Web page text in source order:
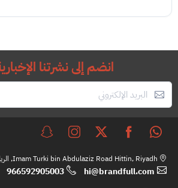
انضم إلى نشرتنا
Imam Turki bin Abdulaziz Road Hittin, Riyadh, الرياض (جنوب غرب)
hi@brandfull.com
966592905003